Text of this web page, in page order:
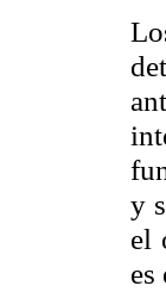
y
el
es